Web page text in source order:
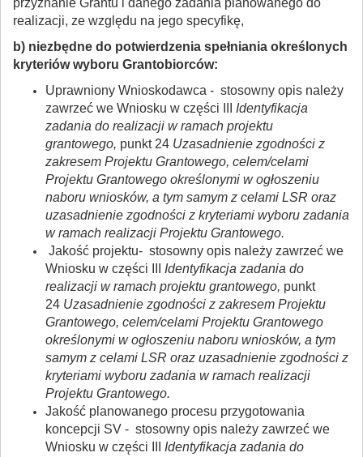
przyznanie Grantu i danego zadania planowanego do
realizacji, ze względu na jego specyfikę,
b) niezbędne do potwierdzenia spełniania określonych
kryteriów wyboru Grantobiorców:
Uprawniony Wnioskodawca - stosowny opis należy
zawrzeć we Wniosku w części III Identyfikacja
zadania do realizacji w ramach projektu
grantowego, punkt 24 Uzasadnienie zgodności z
zakresem Projektu Grantowego, celem/celami
Projektu Grantowego określonymi w ogłoszeniu
naboru wniosków, a tym samym z celami LSR oraz
uzasadnienie zgodności z kryteriami wyboru zadania
w ramach realizacji Projektu Grantowego.
Jakość projektu- stosowny opis należy zawrzeć we
Wniosku w części III Identyfikacja zadania do
realizacji w ramach projektu grantowego, punkt
24 Uzasadnienie zgodności z zakresem Projektu
Grantowego, celem/celami Projektu Grantowego
określonymi w ogłoszeniu naboru wniosków, a tym
samym z celami LSR oraz uzasadnienie zgodności z
kryteriami wyboru zadania w ramach realizacji
Projektu Grantowego.
Jakość planowanego procesu przygotowania
koncepcji SV - stosowny opis należy zawrzeć we
Wniosku w części III Identyfikacja zadania do